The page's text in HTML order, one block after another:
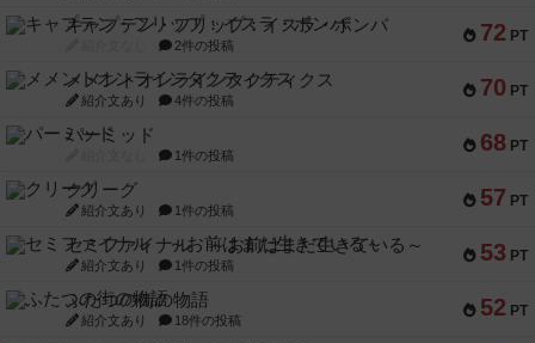
72 PT
キャプテン・フリップ：イスラ・ボンバ
2件の投稿
70 PT
メメントオンラインタクティクス
紹介文あり 4件の投稿
68 PT
パーミッド
1件の投稿
57 PT
クリーグ
紹介文あり 1件の投稿
53 PT
セミファイナル ～お前はまだ生きている～
紹介文あり 1件の投稿
52 PT
ふたつの街の物語
紹介文あり 18件の投稿